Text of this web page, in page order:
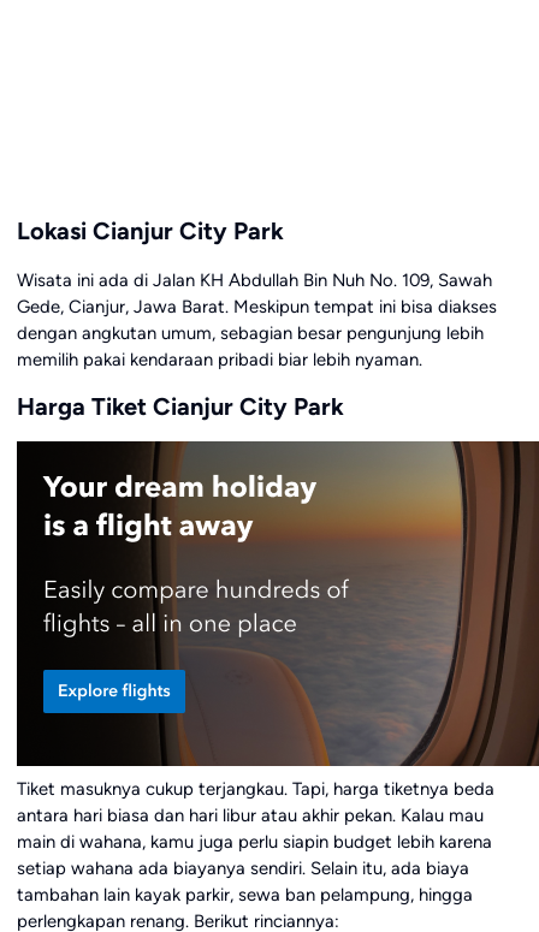
Lokasi Cianjur City Park
Wisata ini ada di Jalan KH Abdullah Bin Nuh No. 109, Sawah
Gede, Cianjur, Jawa Barat. Meskipun tempat ini bisa diakses
dengan angkutan umum, sebagian besar pengunjung lebih
memilih pakai kendaraan pribadi biar lebih nyaman.
Harga Tiket Cianjur City Park
Tiket masuknya cukup terjangkau. Tapi, harga tiketnya beda
antara hari biasa dan hari libur atau akhir pekan. Kalau mau
main di wahana, kamu juga perlu siapin budget lebih karena
setiap wahana ada biayanya sendiri. Selain itu, ada biaya
tambahan lain kayak parkir, sewa ban pelampung, hingga
perlengkapan renang. Berikut rinciannya: